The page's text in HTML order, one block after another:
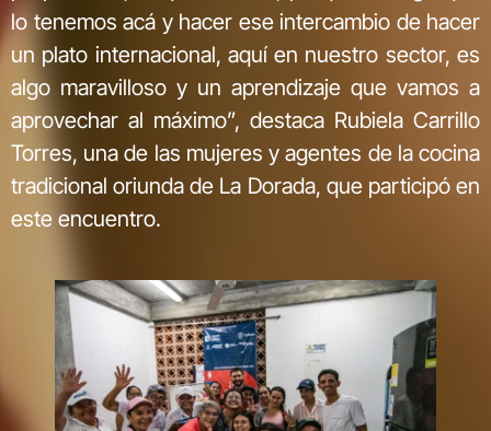
lo tenemos acá y hacer ese intercambio de hacer
un plato internacional, aquí en nuestro sector, es
algo maravilloso y un aprendizaje que vamos a
aprovechar al máximo”, destaca Rubiela Carrillo
Torres, una de las mujeres y agentes de la cocina
tradicional oriunda de La Dorada, que participó en
este encuentro.